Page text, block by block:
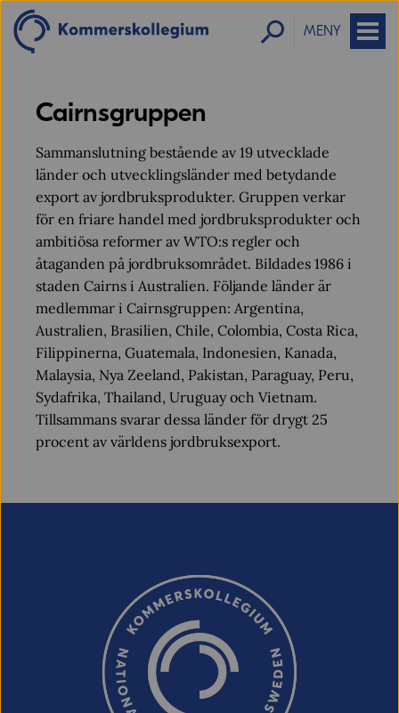
MENY
Cairnsgruppen
Sammanslutning bestående av 19 utvecklade
länder och utvecklingsländer med betydande
export av jordbruksprodukter. Gruppen verkar
för en friare handel med jordbruksprodukter och
ambitiösa reformer av WTO:s regler och
åtaganden på jordbruksområdet. Bildades 1986 i
staden Cairns i Australien. Följande länder är
medlemmar i Cairnsgruppen: Argentina,
Australien, Brasilien, Chile, Colombia, Costa Rica,
Filippinerna, Guatemala, Indonesien, Kanada,
Malaysia, Nya Zeeland, Pakistan, Paraguay, Peru,
Sydafrika, Thailand, Uruguay och Vietnam.
Tillsammans svarar dessa länder för drygt 25
procent av världens jordbruksexport.